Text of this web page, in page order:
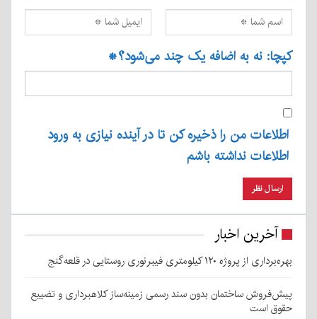
کپچا: نه به اضافه یک چند می‌شود؟*
اطلاعات من را ذخیره کن تا در آینده نیازی به ورود
اطلاعات نداشته باشم
آخرین اخبار
بهره‌برداری از پروژه ۱۲۰ کیلومتری فیبرنوری روستایی در قلعه‌گنج
پیش‌فروش ساختمان بدون سند رسمی زمینه‌ساز کلاهبرداری و تضییع
حقوق است